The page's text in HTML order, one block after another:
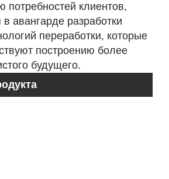
потребностей клиентов,
в авангарде разработки
переработки, которые
построению более
будущего.